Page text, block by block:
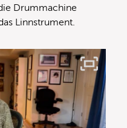
Drummachine
Linnstrument.